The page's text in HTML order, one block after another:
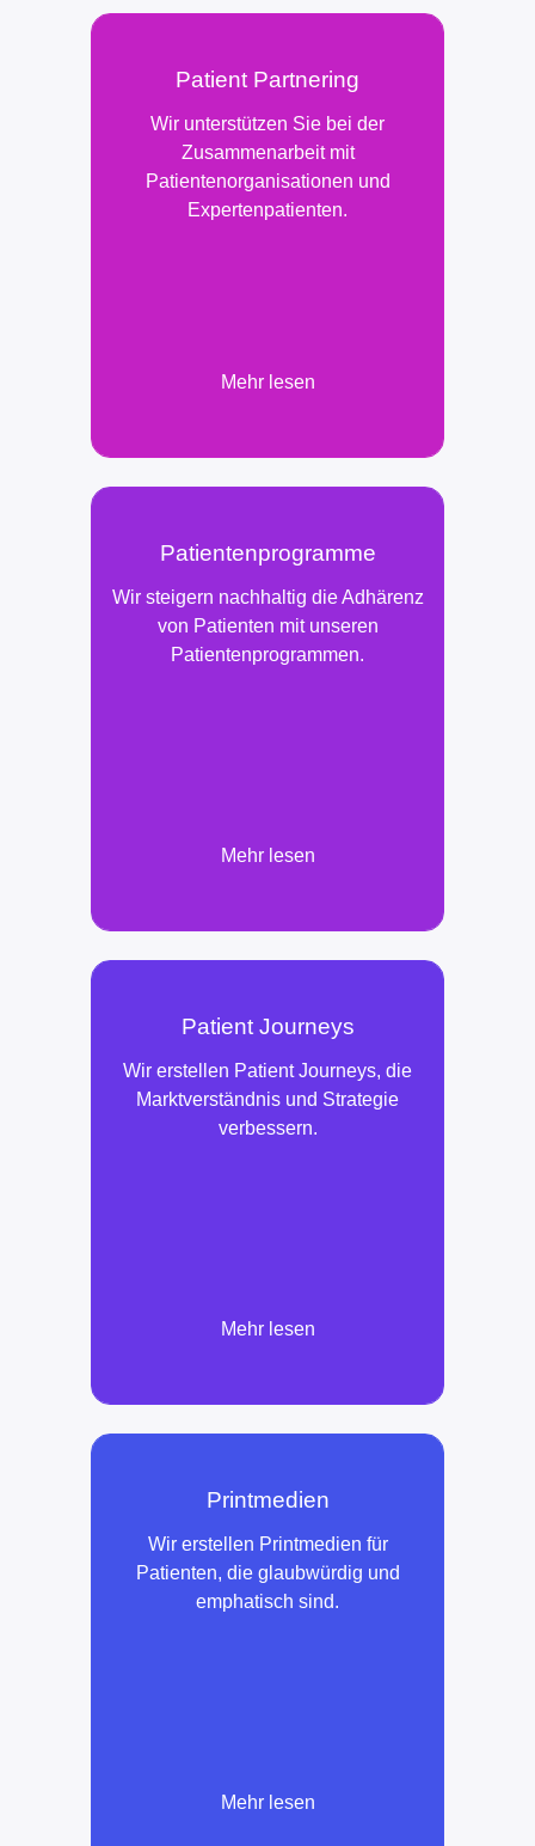
Patient Partnering
Wir unterstützen Sie bei der
Zusammenarbeit mit
Patientenorganisationen und
Expertenpatienten.
Mehr lesen
Patienten­programme
Wir steigern nachhaltig die Adhärenz
von Patienten mit unseren
Patientenprogrammen.
Mehr lesen
Patient Journeys
Wir erstellen Patient Journeys, die
Marktverständnis und Strategie
verbessern.
Mehr lesen
Printmedien
Wir erstellen Printmedien für
Patienten, die glaubwürdig und
emphatisch sind.
Mehr lesen